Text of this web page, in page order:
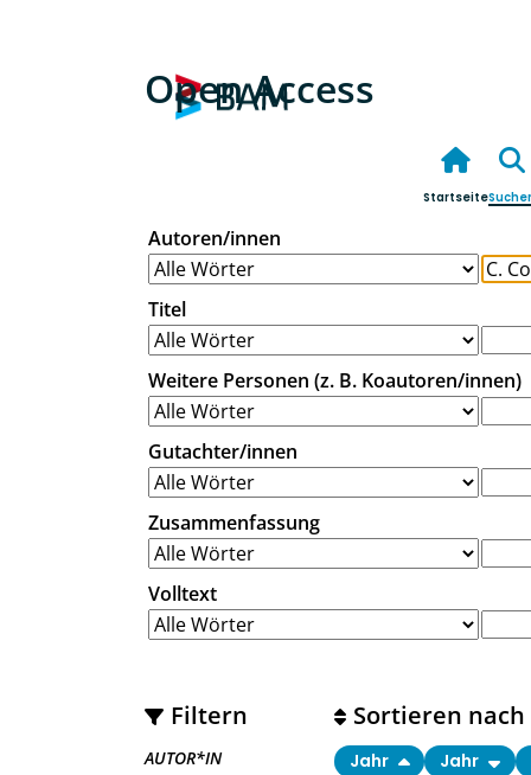
Open Access
Startseite
Autoren/innen
Titel
Weitere Personen (z. B. Koautoren/innen)
Gutachter/innen
Zusammenfassung
Volltext
Filtern
AUTOR*IN
Sortieren nach
Jahr Jahr